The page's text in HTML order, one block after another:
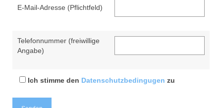
E-Mail-Adresse (Pflichtfeld)
Telefonnummer (freiwillige
Angabe)
Ich stimme den Datenschutzbedingugen zu